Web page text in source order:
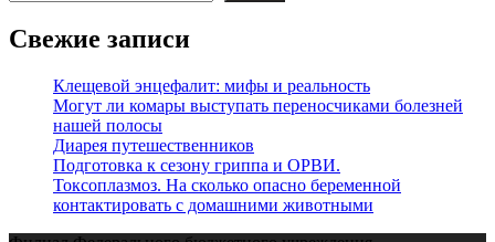
Свежие записи
Клещевой энцефалит: мифы и реальность
Могут ли комары выступать переносчиками болезней
нашей полосы
Диарея путешественников
Подготовка к сезону гриппа и ОРВИ.
Токсоплазмоз. На сколько опасно беременной
контактировать с домашними животными